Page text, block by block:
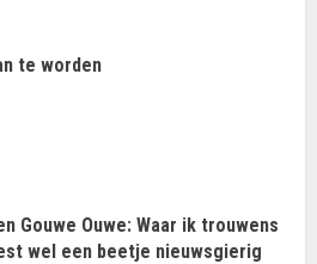
te worden
Gouwe Ouwe: Waar ik trouwens
wel een beetje nieuwsgierig